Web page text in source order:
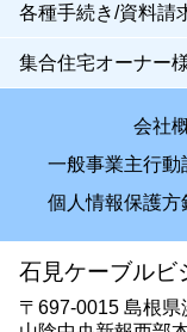
各種手続き/資料請
集合住宅オーナー
会社
一般事業主行動
個人情報保護方
石見ケーブルビ
〒697-0015 島根